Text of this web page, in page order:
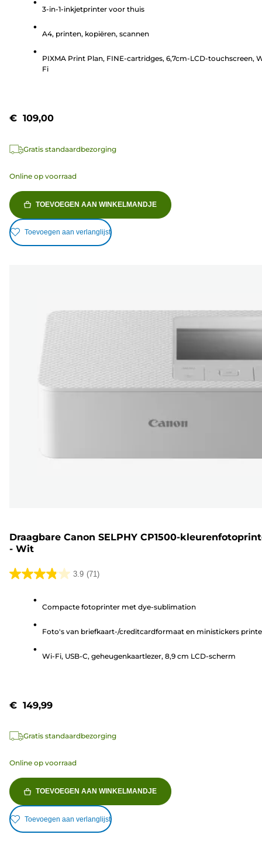
sterren.
beoordelingen
3-in-1-inkjetprinter voor thuis
A4, printen, kopiëren, scannen
PIXMA Print Plan, FINE-cartridges, 6,7cm-LCD-touchscreen,
Fi
€ 109,00
Gratis standaardbezorging
Online op voorraad
TOEVOEGEN AAN WINKELMANDJE
Toevoegen aan verlanglijst
Draagbare Canon SELPHY CP1500-
- Wit
3.9 (71)
3.9
sterren.
Compacte fotoprinter met dye-sublimation
Foto's van briefkaart-/creditcardformaat en ministickers
Wi-Fi, USB-C, geheugenkaartlezer, 8,9 cm LCD-scherm
€ 149,99
Gratis standaardbezorging
Online op voorraad
TOEVOEGEN AAN WINKELMANDJE
Toevoegen aan verlanglijst